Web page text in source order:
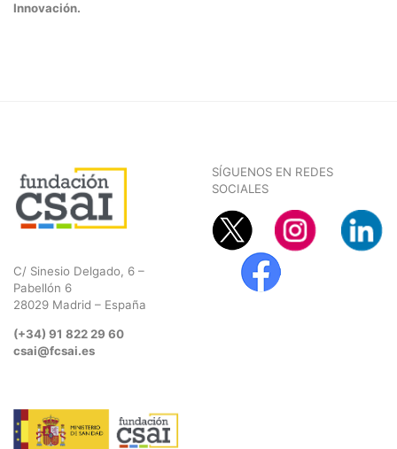
Innovación.
C/ Sinesio Delgado, 6 –
Pabellón 6
28029 Madrid – España
(+34) 91 822 29 60
csai@fcsai.es
SÍGUENOS EN REDES
SOCIALES